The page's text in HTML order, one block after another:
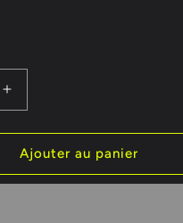
Augmenter
la
quantité
de
Gaïa
Ajouter au panier